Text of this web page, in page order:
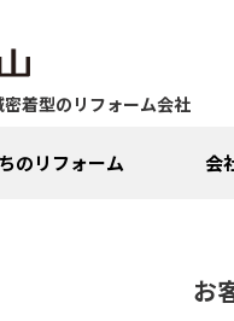
着型のリフォーム会社
のリフォーム 会
お